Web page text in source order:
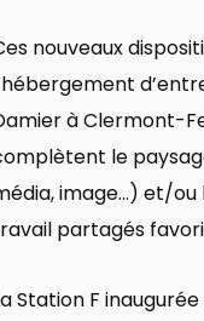
nouveaux
à Clermont-
le
image…) et/ou
partagés
Station F